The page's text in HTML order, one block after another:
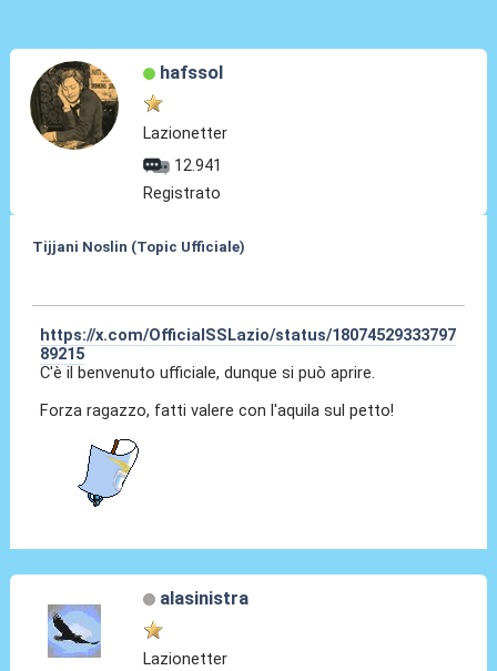
hafssol
Lazionetter
12.941
Registrato
Tijjani Noslin (Topic Ufficiale)
https://x.com/OfficialSSLazio/status/18074529333797
89215
C'è il benvenuto ufficiale, dunque si può aprire.
Forza ragazzo, fatti valere con l'aquila sul petto!
alasinistra
Lazionetter